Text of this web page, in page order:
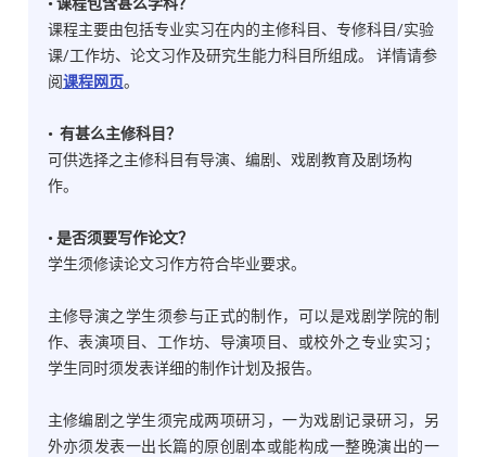
课程主要由包括专业实习在内的主修科目、专修科目/实验
课/工作坊、论文习作及研究生能力科目所组成。 详情请参
阅课程网页。
• 有甚么主修科目？
可供选择之主修科目有导演、编剧、戏剧教育及剧场构
作。
• 是否须要写作论文？
学生须修读论文习作方符合毕业要求。
主修导演之学生须参与正式的制作，可以是戏剧学院的制
作、表演项目、工作坊、导演项目、或校外之专业实习；
学生同时须发表详细的制作计划及报告。
主修编剧之学生须完成两项研习，一为戏剧记录研习，另
外亦须发表一出长篇的原创剧本或能构成一整晚演出的一